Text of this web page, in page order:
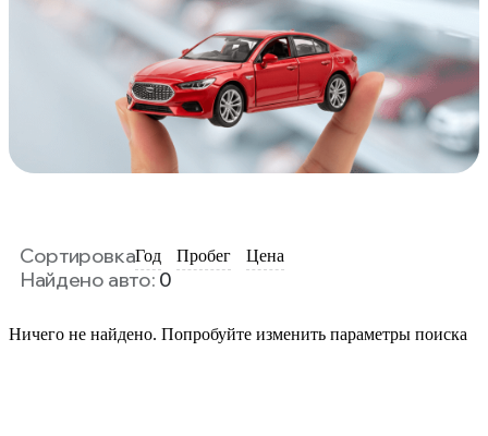
СортировкаГод Пробег Цена
Найдено авто: 0
Ничего не найдено. Попробуйте изменить параметры поиска